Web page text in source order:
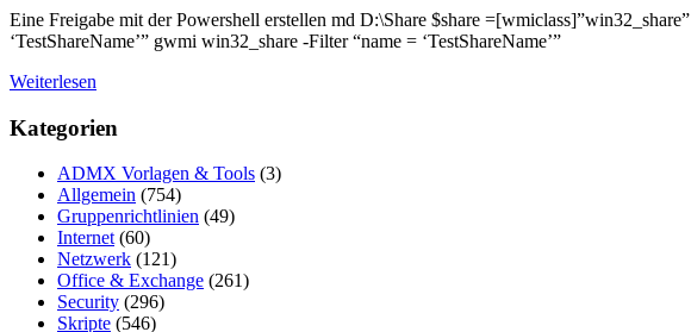
Eine Freigabe mit der Powershell erstellen md D:\Share $share
‘TestShareName’” gwmi win32_share -Filter “name = ‘TestShareName’”
Weiterlesen
Kategorien
ADMX Vorlagen & Tools (3)
Allgemein (754)
Gruppenrichtlinien (49)
Internet (60)
Netzwerk (121)
Office & Exchange (261)
Security (296)
Skripte (546)